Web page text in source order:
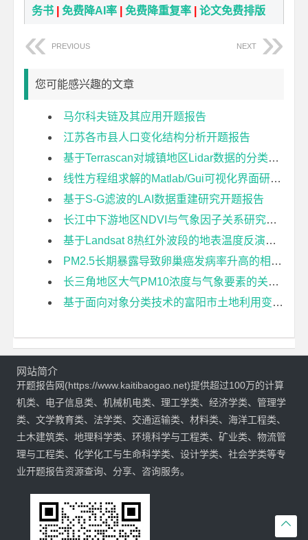
务书 |免费降AI率 |免费降重复率 |论文免费排版
PREVIOUS NEXT
您可能感兴趣的文章
马尔科夫链及其应用开题报告
江苏各市县人口变化结构分析开题报告
基于Terrascan对城镇地区Lidar数据的分类研究开题报告
线性方程组求解的Matlab/Gui可视化界面研究开题报告
基于S-G滤波的LAI数据重建研究开题报告
长江中下游地区NDVI与气象因子关系研究开题报告
基于Landsat 8热红外波段的地表温度反演方法比较研究开题报告
PM2.5长期暴露导致卵巢癌发病率升高的相对风险及城乡差异——以胡焕庸线东南半部地区为例开题报告
长三角地区大气PM10浓度与气象要素的关联度分析开题报告
基于面向对象分类技术的富阳市土地利用变化检测开题报告

网站简介
开题报告网(https://www.kaitibaogao.net)提供超过100万的计算
机类、电子信息类、机械机电类、理工学类、经济学类、管理学
类、文学教育类、法学类、交通运输类、材料类、海洋工程类、
土木建筑类、地理科学类、环境科学与工程类、矿业类、物流管
理与工程类、化学化工与生命科学类、设计学类、社会学类等专
业开题报告资源查询、分享、咨询服务。